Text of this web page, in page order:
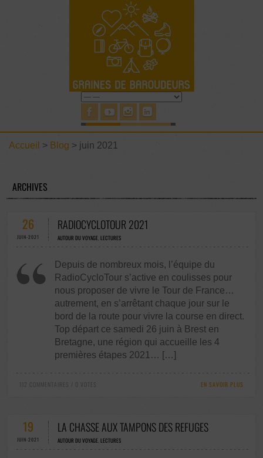
Accueil > Blog > juin 2021
ARCHIVES
26
JUIN-2021
RADIOCYCLOTOUR 2021
AUTOUR DU VOYAGE,LECTURES
Depuis de nombreux mois, l’équipe du
RadioCycloTour s’active en coulisses pour
nous proposer de vivre le Tour de France…
autrement, en s’arrêtant chaque jour sur le
bord de la route pour vivre la course en direct.
Top départ ce samedi 26 juin à Brest en
Bretagne, une région qui accueille les 4
premières étapes 2021… […]
112 COMMENTAIRES / 0 VOTES EN SAVOIR PLUS
19
JUIN-2021
LA CHASSE AUX TAMPONS DES REFUGES
AUTOUR DU VOYAGE,LECTURES